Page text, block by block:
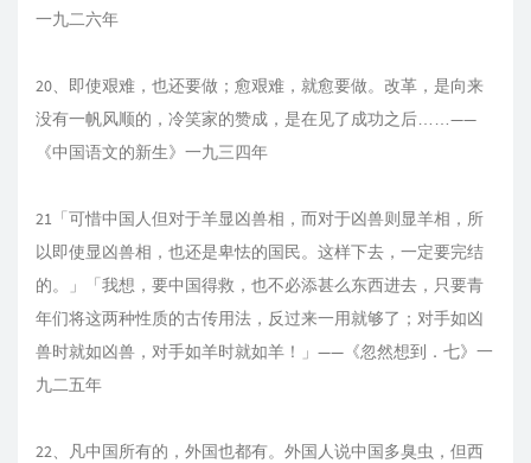
一九二六年
20、即使艰难，也还要做；愈艰难，就愈要做。改革，是向来
没有一帆风顺的，冷笑家的赞成，是在见了成功之后……——
《中国语文的新生》一九三四年
21「可惜中国人但对于羊显凶兽相，而对于凶兽则显羊相，所
以即使显凶兽相，也还是卑怯的国民。这样下去，一定要完结
的。」「我想，要中国得救，也不必添甚么东西进去，只要青
年们将这两种性质的古传用法，反过来一用就够了；对手如凶
兽时就如凶兽，对手如羊时就如羊！」——《忽然想到．七》一
九二五年
22、凡中国所有的，外国也都有。外国人说中国多臭虫，但西